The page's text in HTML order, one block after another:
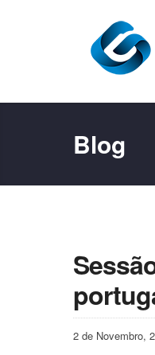
Blog
2 de Novembro,